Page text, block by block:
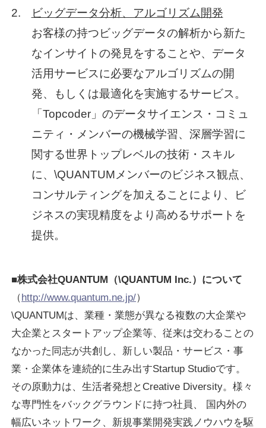
ビッグデータ分析、アルゴリズム開発
お客様の持つビッグデータの解析から新た
なインサイトの発見をすることや、データ
活用サービスに必要なアルゴリズムの開
発、もしくは最適化を実施するサービス。
「Topcoder」のデータサイエンス・コミュ
ニティ・メンバーの機械学習、深層学習に
関する世界トップレベルの技術・スキル
に、\QUANTUMメンバーのビジネス観点、
コンサルティングを加えることにより、ビ
ジネスの実現精度をより高めるサポートを
提供。
■株式会社QUANTUM（\QUANTUM Inc.）について
（ http://www.quantum.ne.jp/）
\QUANTUMは、業種・業態が異なる複数の大企業や
大企業とスタートアップ企業等、従来は交わることの
なかった同志が共創し、新しい製品・サービス・事
業・企業体を連続的に生み出すStartup Studioです。
その原動力は、生活者発想とCreative Diversity。様々
な専門性をバックグラウンドに持つ社員、 国内外の
幅広いネットワーク、新規事業開発実践ノウハウを駆